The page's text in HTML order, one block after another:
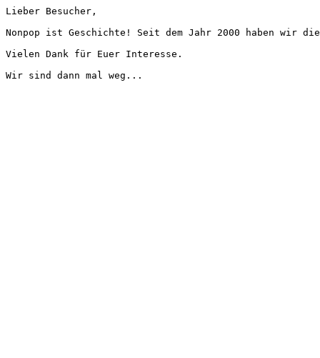
Lieber Besucher,
Nonpop ist Geschichte! Seit dem Jahr 2000 haben wir
Vielen Dank für Euer Interesse.
Wir sind dann mal weg...